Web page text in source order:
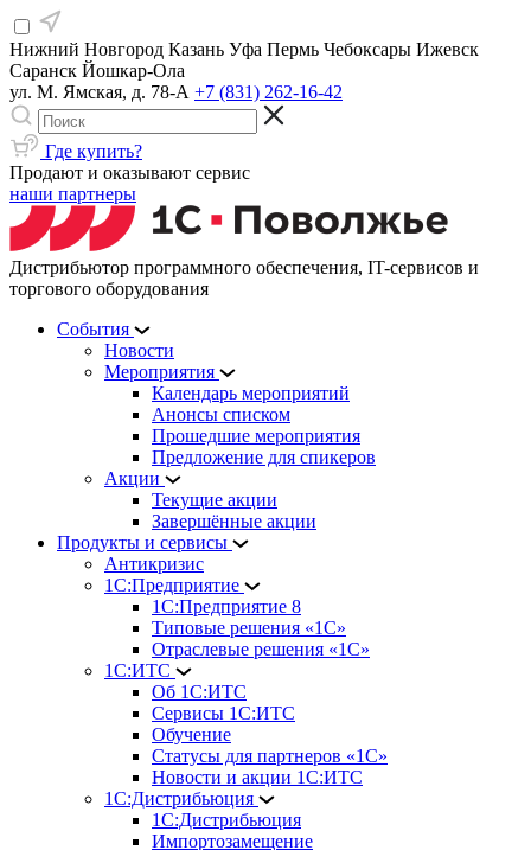
Нижний Новгород Казань Уфа Пермь Чебоксары Ижевск
Саранск Йошкар-Ола
ул. М. Ямская, д. 78-А +7 (831) 262-16-42
Где купить?
Продают и оказывают сервис
наши партнеры
Дистрибьютор программного обеспечения, IT-сервисов и
торгового оборудования
События
Новости
Мероприятия
Календарь мероприятий
Анонсы списком
Прошедшие мероприятия
Предложение для спикеров
Акции
Текущие акции
Завершённые акции
Продукты и сервисы
Антикризис
1С:Предприятие
1С:Предприятие 8
Типовые решения «1С»
Отраслевые решения «1С»
1С:ИТС
Об 1С:ИТС
Сервисы 1С:ИТС
Обучение
Статусы для партнеров «1С»
Новости и акции 1С:ИТС
1С:Дистрибьюция
1С:Дистрибьюция
Импортозамещение